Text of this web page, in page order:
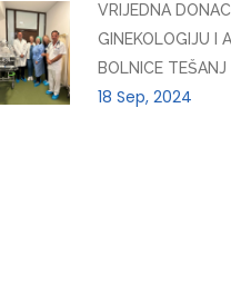
VRIJEDNA
GINEKOLOGIJU I
BOLNICE TEŠANJ
18 Sep, 2024